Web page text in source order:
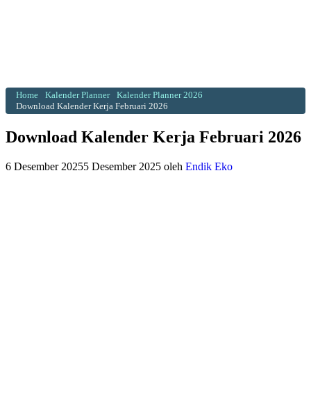
Home Kalender Planner
Kalender Planner 2026
Download Kalender Kerja Februari 2026
Download Kalender Kerja Februari 2026
6 Desember 20255 Desember 2025 oleh Endik Eko